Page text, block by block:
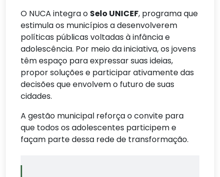
O NUCA integra o Selo UNICEF, programa que
estimula os municípios a desenvolverem
políticas públicas voltadas à infância e
adolescência. Por meio da iniciativa, os jovens
têm espaço para expressar suas ideias,
propor soluções e participar ativamente das
decisões que envolvem o futuro de suas
cidades.
A gestão municipal reforça o convite para
que todos os adolescentes participem e
façam parte dessa rede de transformação.